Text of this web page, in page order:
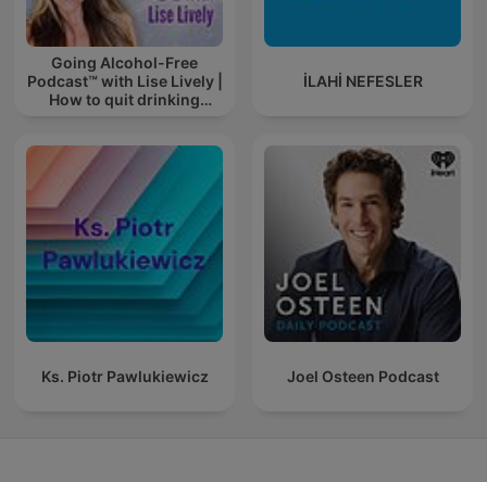
Going Alcohol-Free
Podcast™ with Lise Lively |
How to quit drinking
İLAHİ NEFESLER
Ks. Piotr Pawlukiewicz Joel Osteen Podcast